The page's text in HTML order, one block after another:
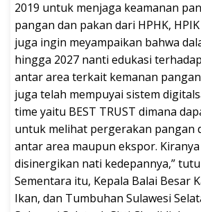
2019 untuk menjaga keamanan
pangan dan pakan dari HPHK,
juga ingin meyampaikan bahwa
hingga 2027 nanti edukasi
antar area terkait kemanan
juga telah mempuyai sistem
time yaitu BEST TRUST dimana
untuk melihat pergerakan pangan
antar area maupun ekspor.
disinergikan nati kedepannya,”
Sementara itu, Kepala Balai Besar
Ikan, dan Tumbuhan Sulawesi